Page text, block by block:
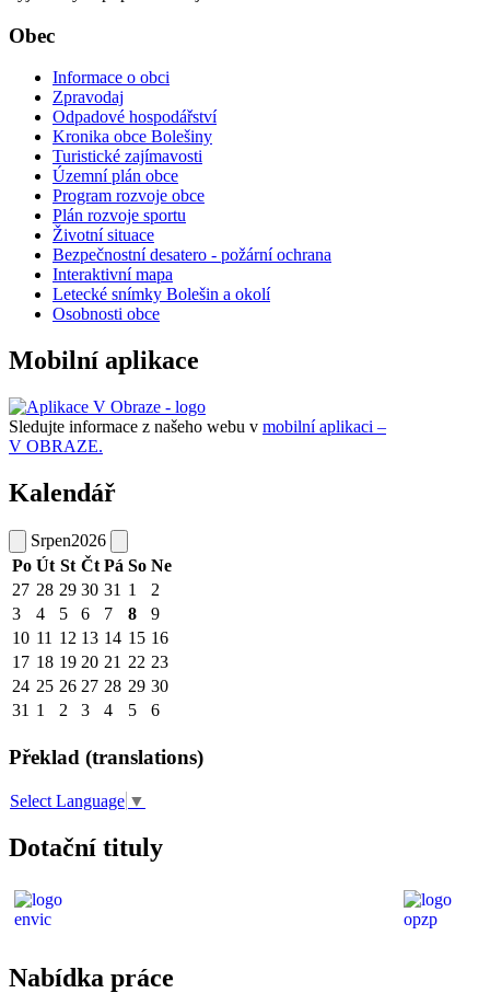
Obec
Informace o obci
Zpravodaj
Odpadové hospodářství
Kronika obce Bolešiny
Turistické zajímavosti
Územní plán obce
Program rozvoje obce
Plán rozvoje sportu
Životní situace
Bezpečnostní desatero - požární ochrana
Interaktivní mapa
Letecké snímky Bolešin a okolí
Osobnosti obce
Mobilní aplikace
Sledujte informace z našeho webu v mobilní aplikaci –
V OBRAZE.
Kalendář
Srpen2026
Po Út St Čt Pá So Ne
27 28 29 30 31 1
2
3
4 5 6 7 8
9
10 11 12 13 14 15 16
17 18 19 20 21 22 23
24 25 26 27 28 29 30
31 1 2 3 4 5 6
Překlad (translations)
Select Language ▼
Dotační tituly
Nabídka práce